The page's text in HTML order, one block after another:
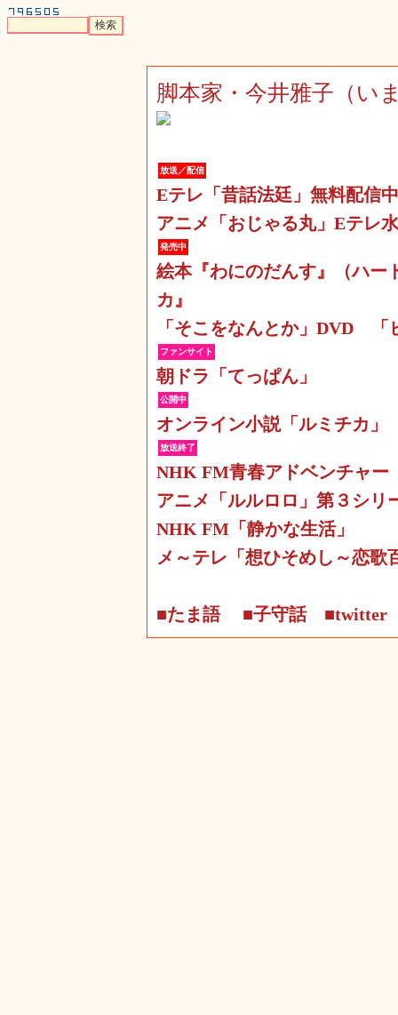
脚本家・今井雅子（い
放送／配信
Eテレ「昔話法廷」無料配信中
アニメ「おじゃる丸」Eテレ
発売中
絵本『わにのだんす』（ハー
カ』
「そこをなんとか」DVD
ファンサイト
朝ドラ「てっぱん」
公開中
オンライン小説「ルミチカ」
放送終了
NHK FM青春アドベンチャー
アニメ「ルルロロ」第３シリ
NHK FM「静かな生活」
メ～テレ「想ひそめし～恋歌
■たま語 ■子守話 ■twitter